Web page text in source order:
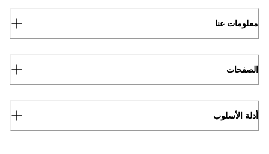
معلومات عنا
الصفحات
أدلة الأسلوب